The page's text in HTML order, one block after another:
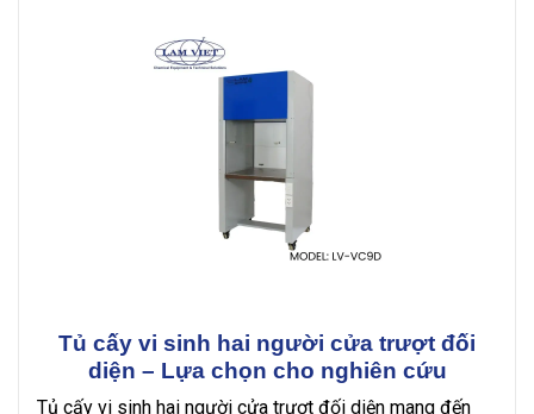
Tủ cấy vi sinh hai người cửa trượt đối
diện – Lựa chọn cho nghiên cứu
Tủ cấy vi sinh hai người cửa trượt đối diện mang đến